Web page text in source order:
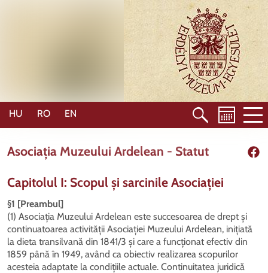
HU RO EN
Asociația Muzeului Ardelean - Statut
Capitolul I: Scopul și sarcinile Asociației
§1 [Preambul]
(1) Asociația Muzeului Ardelean este succesoarea de drept și
continuatoarea activității Asociației Muzeului Ardelean, inițiată
la dieta transilvană din 1841/3 și care a funcționat efectiv din
1859 până în 1949, având ca obiectiv realizarea scopurilor
acesteia adaptate la condițiile actuale. Continuitatea juridică